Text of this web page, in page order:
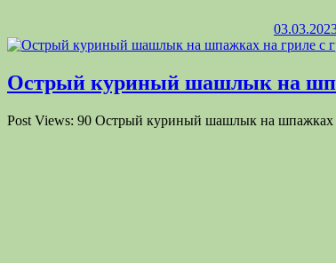
window.yaContextCb.push(()=>{
Мясо домашней птицы высоко ценится за отличный
холодных закусок, отличающихся не только
Что приготовить из птицы на природе
Острый куриный шашлык на
Post Views: 90 Острый куриный шашлык на шпажках